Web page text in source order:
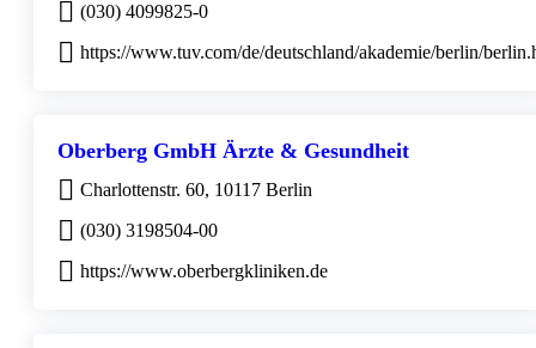
(030) 4099825-0
https://www.tuv.com/de/deutschland/akademie/berlin/
Oberberg GmbH Ärzte & Gesundheit
Charlottenstr. 60, 10117 Berlin
(030) 3198504-00
https://www.oberbergkliniken.de